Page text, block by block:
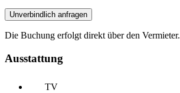
Unverbindlich anfragen
Die Buchung erfolgt direkt über den Vermieter.
Ausstattung
TV